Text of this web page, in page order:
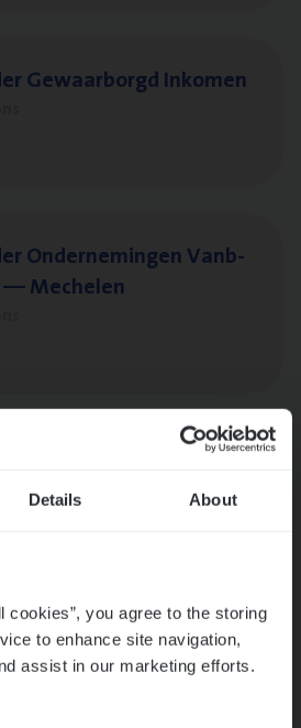
Details About
cookies”, you agree to the storing
to enhance site navigation,
assist in our marketing efforts.
Gewaar­borgd Inkomen
Onder­ne­min­gen Van­b­
— Mechelen
Pro­per­ty verzekeringen
ver­ze­ke­rin­gen — Soci­al